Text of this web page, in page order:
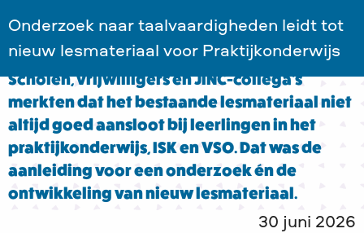
Onderzoek naar taalvaardigheden leidt tot
nieuw lesmateriaal voor Praktijkonderwijs
Scholen, vrijwilligers en JINC-collega’s
merkten dat het bestaande lesmateriaal niet
altijd goed aansloot bij leerlingen in het
praktijkonderwijs, ISK en VSO. Dat was de
aanleiding voor een onderzoek én de
ontwikkeling van nieuw lesmateriaal.
30 juni 2026